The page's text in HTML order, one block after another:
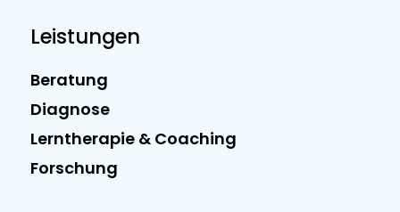
Leistungen
Beratung
Diagnose
Lerntherapie & Coaching
Forschung